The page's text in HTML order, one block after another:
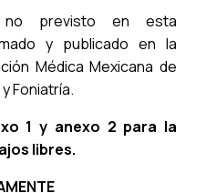
no previsto en esta
y publicado en la
Médica Mexicana de
Foniatría.
1 y anexo 2 para la
libres.